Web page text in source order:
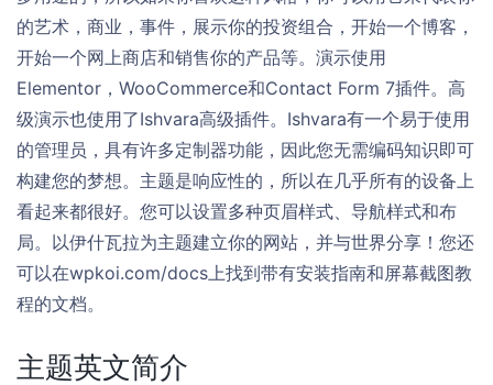
的艺术，商业，事件，展示你的投资组合，开始一个博客，
开始一个网上商店和销售你的产品等。演示使用
Elementor，WooCommerce和Contact Form 7插件。高
级演示也使用了Ishvara高级插件。Ishvara有一个易于使用
的管理员，具有许多定制器功能，因此您无需编码知识即可
构建您的梦想。主题是响应性的，所以在几乎所有的设备上
看起来都很好。您可以设置多种页眉样式、导航样式和布
局。以伊什瓦拉为主题建立你的网站，并与世界分享！您还
可以在wpkoi.com/docs上找到带有安装指南和屏幕截图教
程的文档。
主题英文简介